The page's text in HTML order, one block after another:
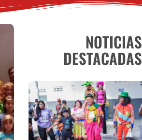
NOTICIAS
DESTACADAS